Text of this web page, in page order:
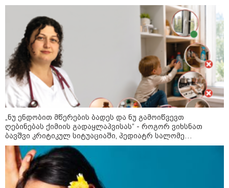
როგორ ჩავიცვათ 40 წლის
შემდეგ: მილიონერების
სტილისტის 8 ოქროს წესი და
აუცილებელი სამოსი
მსოფლიო
„ნუ ენდობით მწერების ბადეს და ნუ გამოიწვევთ
ღებინებას ქიმიის გადაყლაპვისას“ - როგორ ვიხსნათ
ბავშვი კრიტიკულ სიტუაციაში, პედიატრ სალომე
ახვლედიანის რჩევები